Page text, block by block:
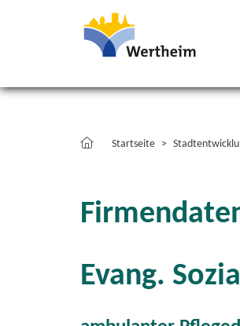
Startseite
Evang.